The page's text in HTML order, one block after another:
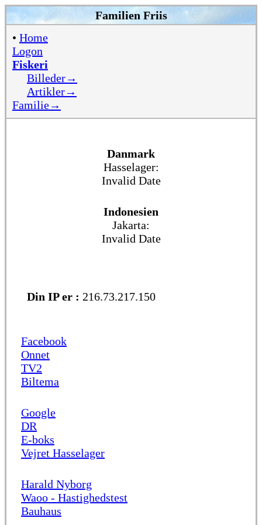
Familien Friis
• Home
Logon
Fiskeri
Billeder→
Artikler→
Familie→
Danmark
Hasselager:
Invalid Date
Indonesien
Jakarta:
Invalid Date
Din IP er : 216.73.217.150
Facebook
Onnet
TV2
Biltema
Google
DR
E-boks
Vejret Hasselager
Harald Nyborg
Waoo - Hastighedstest
Bauhaus